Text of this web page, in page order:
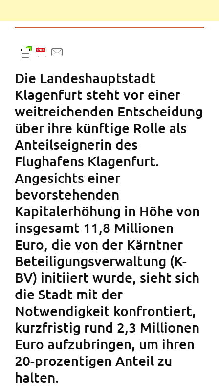
Die Landeshauptstadt
Klagenfurt steht vor einer
weitreichenden Entscheidung
über ihre künftige Rolle als
Anteilseignerin des
Flughafens Klagenfurt.
Angesichts einer
bevorstehenden
Kapitalerhöhung in Höhe von
insgesamt 11,8 Millionen
Euro, die von der Kärntner
Beteiligungsverwaltung (K-
BV) initiiert wurde, sieht sich
die Stadt mit der
Notwendigkeit konfrontiert,
kurzfristig rund 2,3 Millionen
Euro aufzubringen, um ihren
20-prozentigen Anteil zu
halten.